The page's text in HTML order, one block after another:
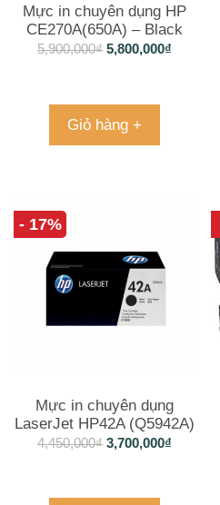
Mực in chuyên dụng HP
CE270A(650A) – Black
dùng cho máy in CLJ
5,900,000₫ 5,800,000₫
Giỏ hàng +
- 17%
Mực in chuyên dụng
LaserJet HP42A (Q5942A)
4,450,000₫ 3,700,000₫